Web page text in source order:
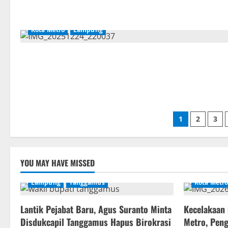
Kota Metro Lampung
Paginasi
pos
1 2 3
YOU MAY HAVE MISSED
Lampung Tanggamus
Lantik Pejabat Baru, Agus Suranto Minta
Disdukcapil Tanggamus Hapus Birokrasi
Kota Metro
Metro,